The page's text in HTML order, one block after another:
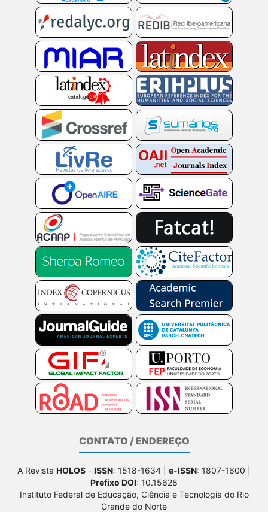
CONTATO / ENDEREÇO
A Revista HOLOS - ISSN: 1518-1634 | e-ISSN: 1807-1600 |
Prefixo DOI: 10.15628
Instituto Federal de Educação, Ciência e Tecnologia do Rio
Grande do Norte